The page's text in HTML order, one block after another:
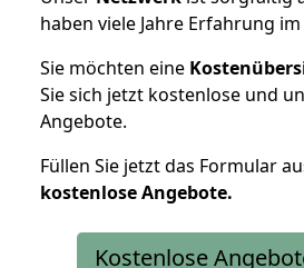
haben viele Jahre Erfahrung
Sie möchten eine
Sie sich jetzt kostenlose und
Angebote.
Füllen Sie jetzt das Formular
kostenloseAngebote.
Kostenlose